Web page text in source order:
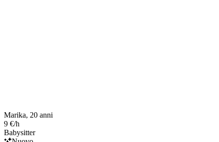
Marika, 20 anni
9 €/h
Babysitter